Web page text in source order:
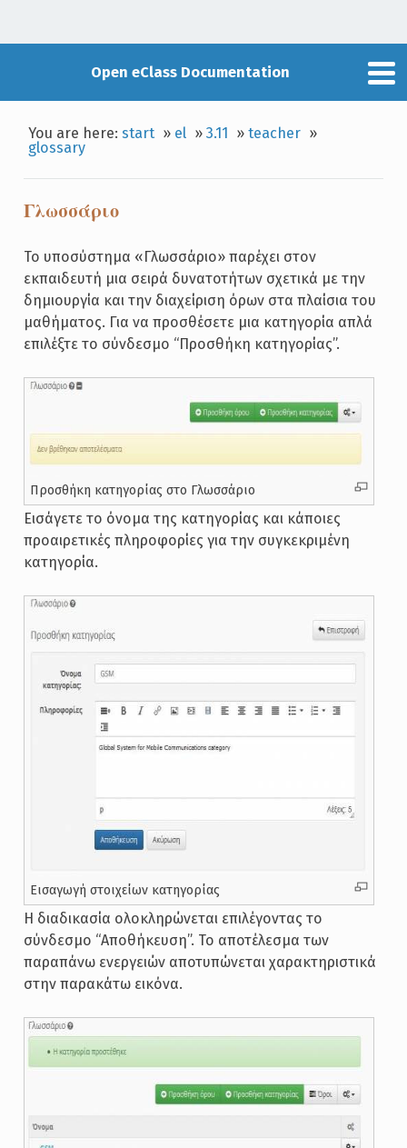
Open eClass Documentation
You are here:start » el »3.11 »teacher »
glossary
Γλωσσάριο
Το υποσύστημα «Γλωσσάριο» παρέχει στον
εκπαιδευτή μια σειρά δυνατοτήτων σχετικά με την
δημιουργία και την διαχείριση όρων στα πλαίσια του
μαθήματος. Για να προσθέσετε μια κατηγορία απλά
επιλέξτε το σύνδεσμο “Προσθήκη κατηγορίας”.
Προσθήκη κατηγορίας στο Γλωσσάριο
Εισάγετε το όνομα της κατηγορίας και κάποιες
προαιρετικές πληροφορίες για την συγκεκριμένη
κατηγορία.
Εισαγωγή στοιχείων κατηγορίας
Η διαδικασία ολοκληρώνεται επιλέγοντας το
σύνδεσμο “Aποθήκευση”. Το αποτέλεσμα των
παραπάνω ενεργειών αποτυπώνεται χαρακτηριστικά
στην παρακάτω εικόνα.